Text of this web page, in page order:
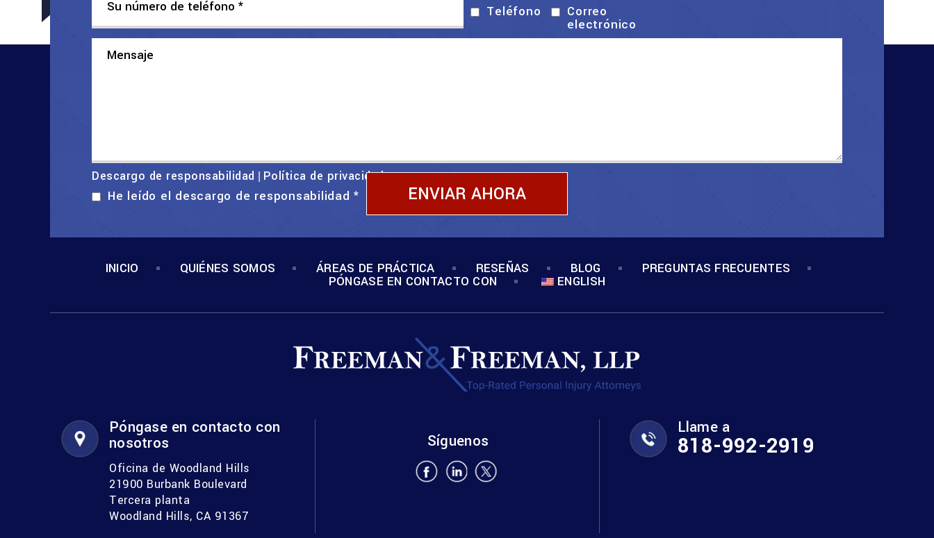
Teléfono Correo
electrónico
Descargo de responsabilidad Política de privacidad
He leído el descargo de responsabilidad*
INICIO QUIÉNES SOMOS ÁREAS DE PRÁCTICA RESEÑAS BLOG PREGUNTAS FRECUENTES
PÓNGASE EN CONTACTO CON ENGLISH
Póngase en contacto con
nosotros
Oficina de Woodland Hills
21900 Burbank Boulevard
Tercera planta
Woodland Hills, CA 91367
Síguenos
Llame a
818-992-2919